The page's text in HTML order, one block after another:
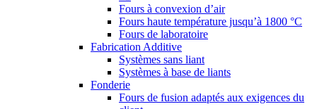
Fours à convexion d’air
Fours haute température jusqu’à 1800 °C
Fours de laboratoire
Fabrication Additive
Systèmes sans liant
Systèmes à base de liants
Fonderie
Fours de fusion adaptés aux exigences du